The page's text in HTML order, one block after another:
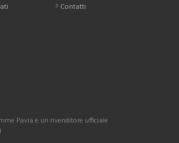
Contatti
Pavia è un rivenditore ufficiale